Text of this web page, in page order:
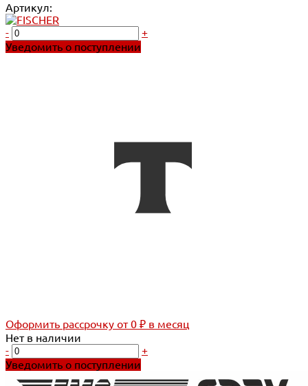
Артикул:
-
+
Уведомить о поступлении
Оформить рассрочку от 0 ₽ в месяц
Нет в наличии
-
+
Уведомить о поступлении